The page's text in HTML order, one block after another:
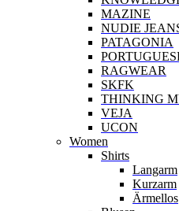
MAZINE
NUDIE
PATAGONIA
RAGWEAR
SKFK
THINKING
VEJA
UCON
Women
Shirts
Langarm
Kurzarm
Ärmellos